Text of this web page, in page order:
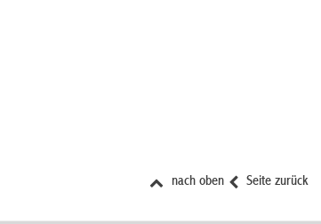
Seite zurück
nach oben